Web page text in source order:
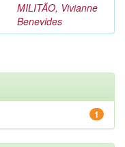
MILITÃO, Vivianne
Benevides
1